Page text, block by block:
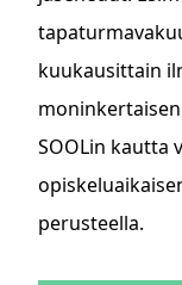
kuukausittain
SOOLin kautta
perusteella.